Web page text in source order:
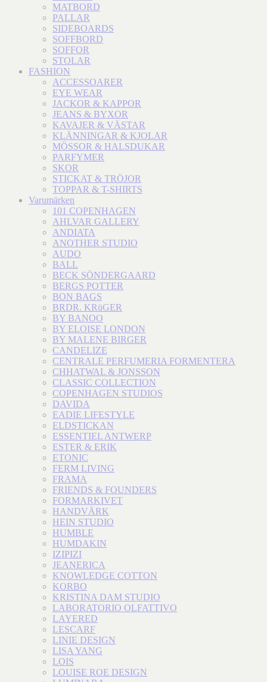
MATBORD
PALLAR
SIDEBOARDS
SOFFBORD
SOFFOR
STOLAR
FASHION
ACCESSOARER
EYE WEAR
JACKOR & KAPPOR
JEANS & BYXOR
KAVAJER & VÄSTAR
KLÄNNINGAR & KJOLAR
MÖSSOR & HALSDUKAR
PARFYMER
SKOR
STICKAT & TRÖJOR
TOPPAR & T-SHIRTS
Varumärken
101 COPENHAGEN
AHLVAR GALLERY
ANDIATA
ANOTHER STUDIO
AUDO
BALL
BECK SÖNDERGAARD
BERGS POTTER
BON BAGS
BRDR. KRüGER
BY BANOO
BY ELOISE LONDON
BY MALENE BIRGER
CANDELIZE
CENTRALE PERFUMERIA FORMENTERA
CHHATWAL & JONSSON
CLASSIC COLLECTION
COPENHAGEN STUDIOS
DAVIDA
EADIE LIFESTYLE
ELDSTICKAN
ESSENTIEL ANTWERP
ESTER & ERIK
ETONIC
FERM LIVING
FRAMA
FRIENDS & FOUNDERS
FORMARKIVET
HANDVÄRK
HEIN STUDIO
HUMBLE
HUMDAKIN
IZIPIZI
JEANERICA
KNOWLEDGE COTTON
KORBO
KRISTINA DAM STUDIO
LABORATORIO OLFATTIVO
LAYERED
LESCARF
LINIE DESIGN
LISA YANG
LOIS
LOUISE ROE DESIGN